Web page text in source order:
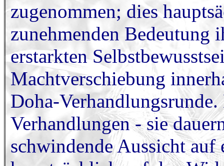
zugenommen; dies
zunehmenden Bedeutung
erstarkten
Machtverschiebung
Doha-
Verhandlungen - sie
schwindende Aussicht